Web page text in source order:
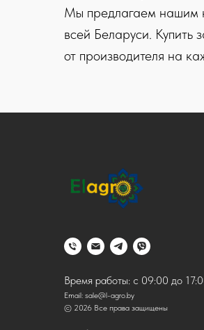
Мы предлагаем нашим
всей Беларуси. Купить
от производителя на
Время работы: с 09:00 до
Email: sale@l-agro.by
© 2026 Все права защищены